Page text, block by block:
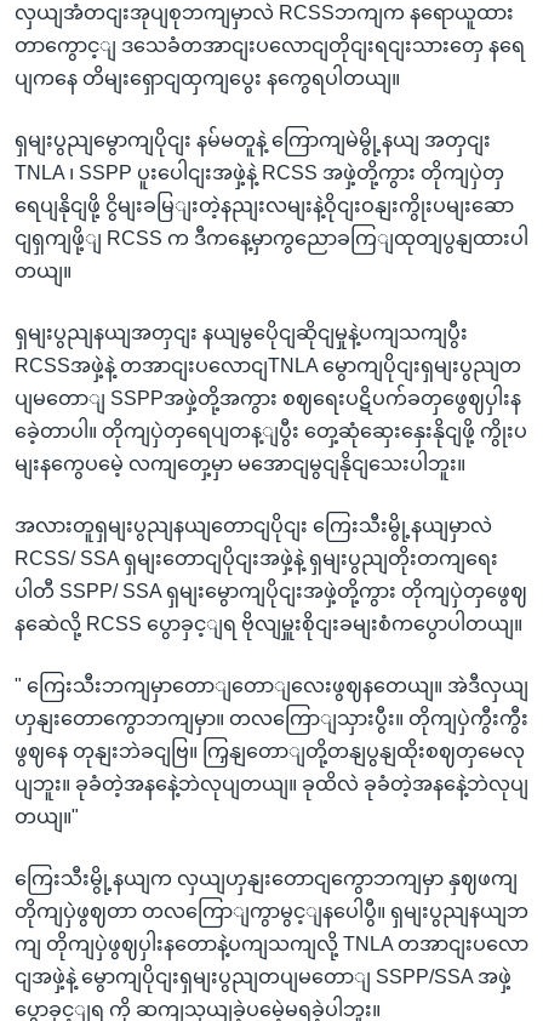
လှယျအံတငျးအုပျစုဘကျမှာလဲ RCSSဘကျက နရောယူထား
တာကွောင့ျ ဒသေခံတအာငျးပလောငျတိုငျးရငျးသားတှေ နရေ
ပျကနေ တိမျးရှောငျထှကျပွေး နကွေရပါတယျ။
ရှမျးပွညျမွောကျပိုငျး နမ်မတူနဲ့ ကြောကျမဲမွို့နယျ အတှငျး
TNLA ၊ SSPP ပူးပေါငျးအဖှဲ့နဲ့ RCSS အဖှဲ့တို့ကွား တိုကျပှဲတှ
ရေပျနိုငျဖို့ ငွိမျးခမြျးတဲ့နညျးလမျးနဲ့ဝိုငျးဝနျးကွိုးပမျးဆော
ငျရှကျဖို့ျ RCSS က ဒီကနေ့မှာကွညောခကြျထုတျပွနျထားပါ
တယျ။
ရှမျးပွညျနယျအတှငျး နယျမွပေိုငျဆိုငျမှုနဲ့ပကျသကျပွီး
RCSSအဖှဲ့နဲ့ တအာငျးပလောငျTNLA မွောကျပိုငျးရှမျးပွညျတ
ပျမတောျ SSPPအဖှဲ့တို့အကွား စဈရေးပဋိပက်ခတှဖွေဈပှါးန
ခေဲ့တာပါ။ တိုကျပှဲတှရေပျတန့ျပွီး တှေ့ဆုံဆှေးနှေးနိုငျဖို့ ကွိုးပ
မျးနကွေပမေဲ့ လကျတှေ့မှာ မအောငျမွငျနိုငျသေးပါဘူး။
အလားတူရှမျးပွညျနယျတောငျပိုငျး ကြေးသီးမွို့နယျမှာလဲ
RCSS/ SSA ရှမျးတောငျပိုငျးအဖှဲ့နဲ့ ရှမျးပွညျတိုးတကျရေး
ပါတီ SSPP/ SSA ရှမျးမွောကျပိုငျးအဖှဲ့တို့ကွား တိုကျပှဲတှဖွေဈ
နဆေဲလို့ RCSS ပွောခှင့ျရ ဗိုလျမှူးစိုငျးခမျးစံကပွောပါတယျ။
" ကြေးသီးဘကျမှာတောျတောျလေးဖွဈနတေယျ။ အဲဒီလှယျ
ဟှနျးတောကွောဘကျမှာ။ တလကြောျသှားပွီး။ တိုကျပှဲကွီးကွီး
ဖွဈနေ တုနျးဘဲခငျဗြ။ ကြှနျတောျတို့တနျပွနျထိုးစဈတှမေလု
ပျဘူး။ ခုခံတဲ့အနနေဲ့ဘဲလုပျတယျ။ ခုထိလဲ ခုခံတဲ့အနနေဲ့ဘဲလုပျ
တယျ။"
ကြေးသီးမွို့နယျက လှယျဟှနျးတောငျကွောဘကျမှာ နှဈဖကျ
တိုကျပှဲဖွဈတာ တလကြောျကွာမွင့ျနပေါပွီ။ ရှမျးပွညျနယျဘ
ကျ တိုကျပှဲဖွဈပှါးနတောနဲ့ပကျသကျလို့ TNLA တအာငျးပလော
ငျအဖှဲ့နဲ့ မွောကျပိုငျးရှမျးပွညျတပျမတောျ SSPP/SSA အဖှဲ့
ပွောခှင့ျရ ကို ဆကျသှယျခဲ့ပမေဲ့မရခဲ့ပါဘူး။